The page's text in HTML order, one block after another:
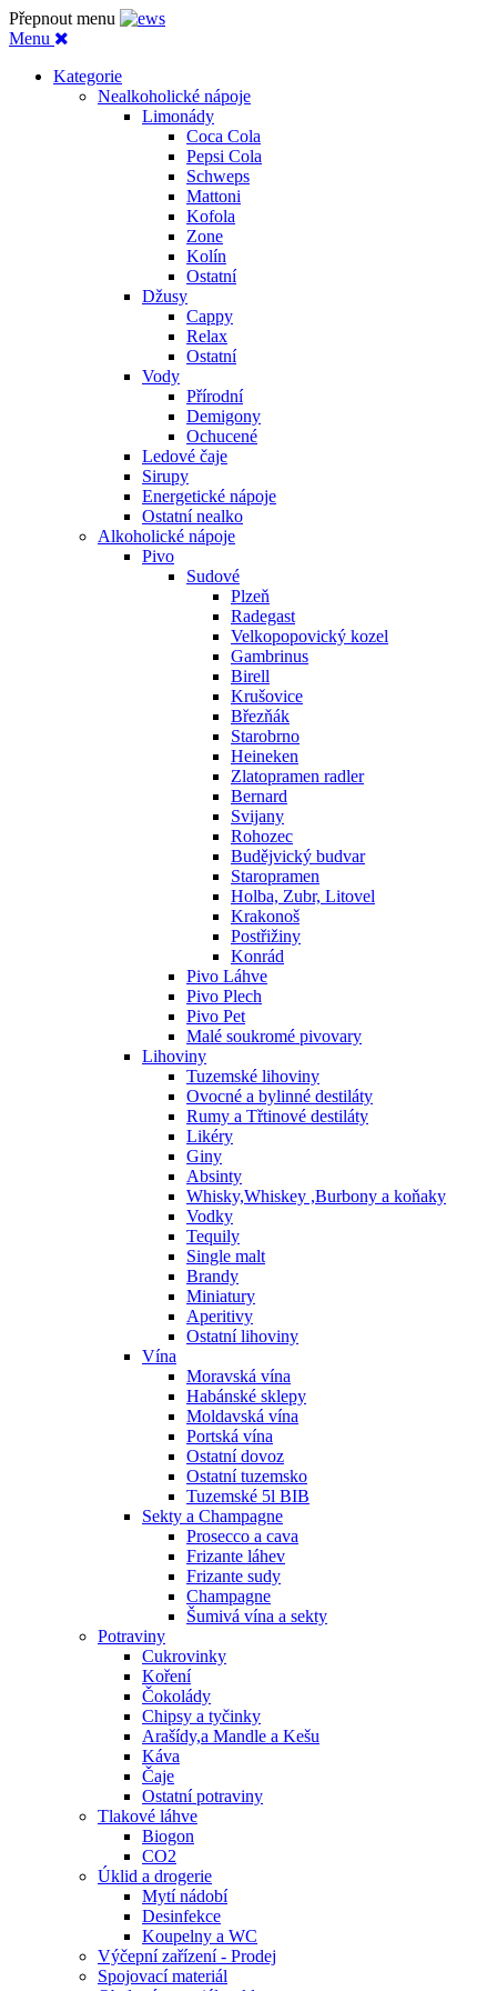
Přepnout menu
Menu
Kategorie
Nealkoholické nápoje
Limonády
Coca Cola
Pepsi Cola
Schweps
Mattoni
Kofola
Zone
Kolín
Ostatní
Džusy
Cappy
Relax
Ostatní
Vody
Přírodní
Demigony
Ochucené
Ledové čaje
Sirupy
Energetické nápoje
Ostatní nealko
Alkoholické nápoje
Pivo
Sudové
Plzeň
Radegast
Velkopopovický kozel
Gambrinus
Birell
Krušovice
Březňák
Starobrno
Heineken
Zlatopramen radler
Bernard
Svijany
Rohozec
Budějvický budvar
Staropramen
Holba, Zubr, Litovel
Krakonoš
Postřižiny
Konrád
Pivo Láhve
Pivo Plech
Pivo Pet
Malé soukromé pivovary
Lihoviny
Tuzemské lihoviny
Ovocné a bylinné destiláty
Rumy a Třtinové destiláty
Likéry
Giny
Absinty
Whisky,Whiskey ,Burbony a koňaky
Vodky
Tequily
Single malt
Brandy
Miniatury
Aperitivy
Ostatní lihoviny
Vína
Moravská vína
Habánské sklepy
Moldavská vína
Portská vína
Ostatní dovoz
Ostatní tuzemsko
Tuzemské 5l BIB
Sekty a Champagne
Prosecco a cava
Frizante láhev
Frizante sudy
Champagne
Šumivá vína a sekty
Potraviny
Cukrovinky
Koření
Čokolády
Chipsy a tyčinky
Arašídy,a Mandle a Kešu
Káva
Čaje
Ostatní potraviny
Tlakové láhve
Biogon
CO2
Úklid a drogerie
Mytí nádobí
Desinfekce
Koupelny a WC
Výčepní zařízení - Prodej
Spojovací materiál